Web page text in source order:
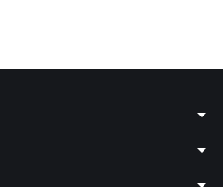
arrow_drop_down
arrow_drop_down